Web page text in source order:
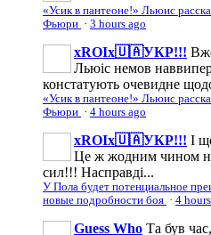
«Усик в пантеоне!» Льюис
Фьюри · 3 hours ago
xROIx🇺🇦УКР!!!
Льюіс немов
констатують очевидне
«Усик в пантеоне!» Льюис
Фьюри · 4 hours ago
xROIx🇺🇦УКР!!! І
Це ж жодним чином
сил!!! Насправді...
У Пола будет потенциальное
новые подробности боя · 4
Guess Who Та був